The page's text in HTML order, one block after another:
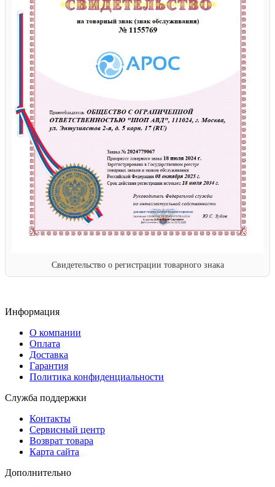
Свидетельство о регистрации товарного знака
Информация
О компании
Оплата
Доставка
Гарантия
Политика конфиденциальности
Служба поддержки
Контакты
Сервисный центр
Возврат товара
Карта сайта
Дополнительно